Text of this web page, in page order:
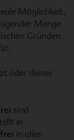
Möglichkeit,
Menge
Gründen
oder deiner
sind
in
in allen